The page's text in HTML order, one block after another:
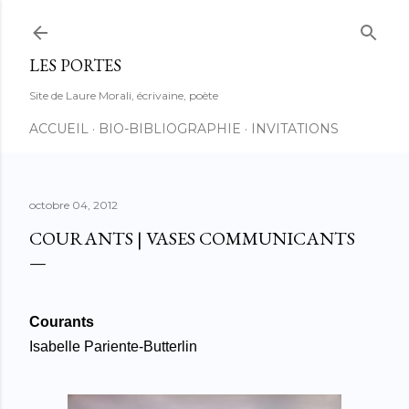
LES PORTES
Site de Laure Morali, écrivaine, poète
ACCUEIL BIO-BIBLIOGRAPHIE INVITATIONS
octobre 04, 2012
COURANTS | VASES COMMUNICANTS
Courants
Isabelle Pariente-Butterlin